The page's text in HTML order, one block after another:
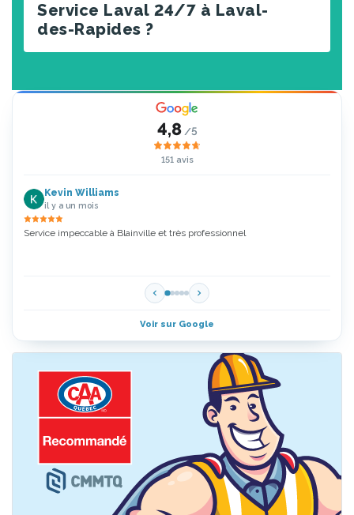
Service Laval 24/7 à Laval-
des-Rapides ?
4,8 /5
151 avis
Kevin Williams
il y a un mois
Service impeccable à Blainville et très professionnel
Voir sur Google